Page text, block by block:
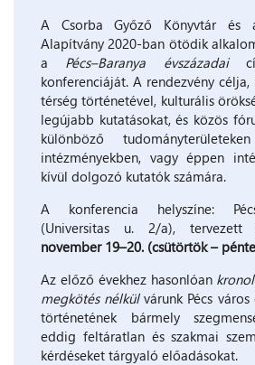
A Csorba Győző Könyvtár és
Alapítvány 2020-ban ötödik
a Pécs–Baranya évszázadai
konferenciáját. A rendezvény
térség történetével, kulturális
legújabb kutatásokat, és közös
különböző
intézményekben, vagy éppen
kívül dolgozó kutatók számára.
A konferencia helyszíne:
(Universitas u. 2/a), tervezett
november 19–20. (csütörtök –
Az előző évekhez hasonlóan
megkötés nélkülvárunk Pécs
történetének bármely
eddig feltáratlan és szakmai
kérdéseket tárgyaló előadásokat.